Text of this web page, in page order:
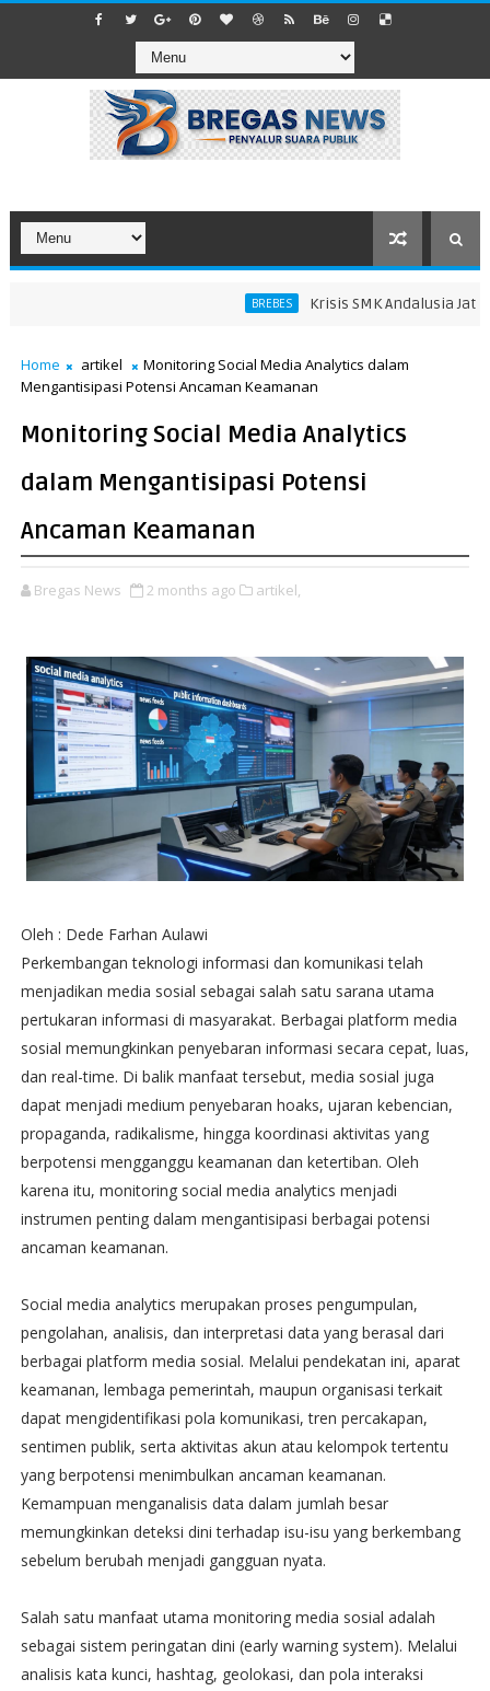
BREBES Krisis SMK Andalusia
Home artikel
Monitoring Social Media Analytics dalam
Mengantisipasi Potensi Ancaman Keamanan
Monitoring Social Media Analytics
dalam Mengantisipasi Potensi
Ancaman Keamanan
Bregas News 2 months ago artikel,
Oleh : Dede Farhan Aulawi
Perkembangan teknologi informasi dan komunikasi telah
menjadikan media sosial sebagai salah satu sarana utama
pertukaran informasi di masyarakat. Berbagai platform media
sosial memungkinkan penyebaran informasi secara cepat, luas,
dan real-time. Di balik manfaat tersebut, media sosial juga
dapat menjadi medium penyebaran hoaks, ujaran kebencian,
propaganda, radikalisme, hingga koordinasi aktivitas yang
berpotensi mengganggu keamanan dan ketertiban. Oleh
karena itu, monitoring social media analytics menjadi
instrumen penting dalam mengantisipasi berbagai potensi
ancaman keamanan.
Social media analytics merupakan proses pengumpulan,
pengolahan, analisis, dan interpretasi data yang berasal dari
berbagai platform media sosial. Melalui pendekatan ini, aparat
keamanan, lembaga pemerintah, maupun organisasi terkait
dapat mengidentifikasi pola komunikasi, tren percakapan,
sentimen publik, serta aktivitas akun atau kelompok tertentu
yang berpotensi menimbulkan ancaman keamanan.
Kemampuan menganalisis data dalam jumlah besar
memungkinkan deteksi dini terhadap isu-isu yang berkembang
sebelum berubah menjadi gangguan nyata.
Salah satu manfaat utama monitoring media sosial adalah
sebagai sistem peringatan dini (early warning system). Melalui
analisis kata kunci, hashtag, geolokasi, dan pola interaksi